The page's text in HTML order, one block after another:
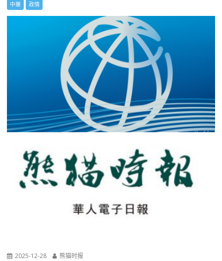
中華 政情
2025-12-28 熊猫时报